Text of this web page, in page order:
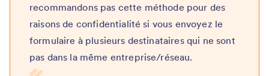
recommandons pas cette méthode pour des
raisons de confidentialité si vous envoyez le
formulaire à plusieurs destinataires qui ne sont
pas dans la même entreprise/réseau.